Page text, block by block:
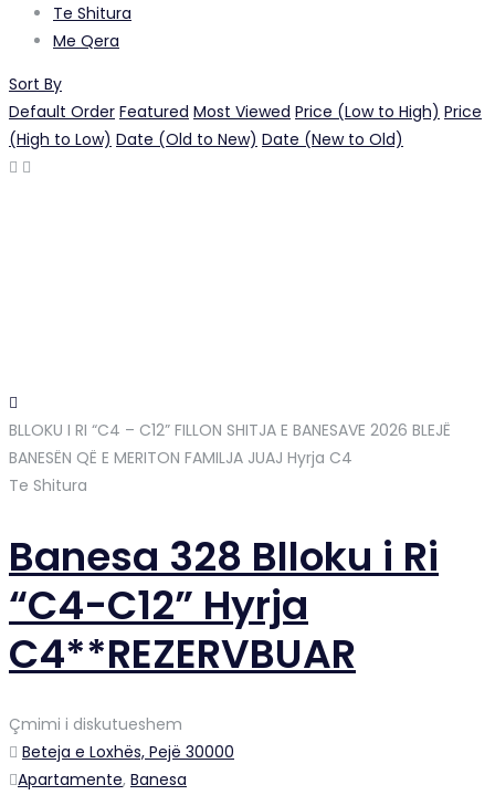
Te Shitura
Me Qera
Sort By
Default Order Featured Most Viewed Price (Low to High) Price
(High to Low) Date (Old to New) Date (New to Old)
BLLOKU I RI “C4 – C12” FILLON SHITJA E BANESAVE 2026 BLEJË
BANESËN QË E MERITON FAMILJA JUAJ Hyrja C4
Te Shitura
Banesa 328 Blloku i Ri
“C4-C12” Hyrja
C4**REZERVBUAR
Çmimi i diskutueshem
Beteja e Loxhës, Pejë 30000
Apartamente, Banesa